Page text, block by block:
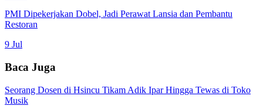
PMI Dipekerjakan Dobel, Jadi Perawat Lansia dan Pembantu
Restoran
9 Jul
Baca Juga
Seorang Dosen di Hsincu Tikam Adik Ipar Hingga Tewas di Toko
Musik